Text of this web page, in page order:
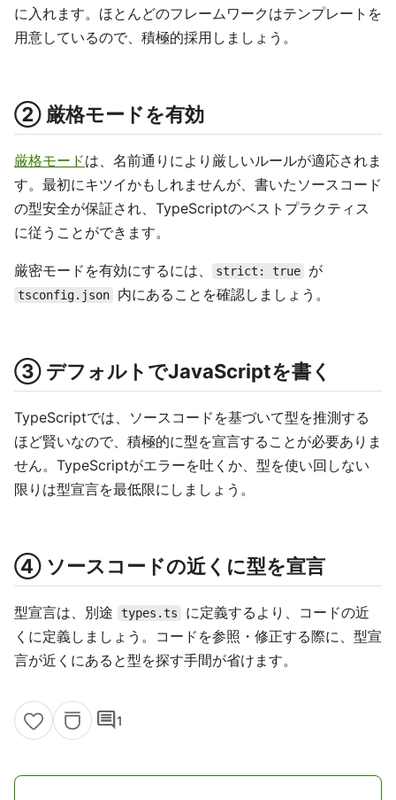
に入れます。ほとんどのフレームワークはテンプレートを
用意しているので、積極的採用しましょう。
② 厳格モードを有効
厳格モードは、名前通りにより厳しいルールが適応されま
す。最初にキツイかもしれませんが、書いたソースコード
の型安全が保証され、TypeScriptのベストプラクティス
に従うことができます。
厳密モードを有効にするには、 strict: true が
tsconfig.json 内にあることを確認しましょう。
③ デフォルトでJavaScriptを書く
TypeScriptでは、ソースコードを基づいて型を推測する
ほど賢いなので、積極的に型を宣言することが必要ありま
せん。TypeScriptがエラーを吐くか、型を使い回しない
限りは型宣言を最低限にしましょう。
④ ソースコードの近くに型を宣言
型宣言は、別途 types.ts
に定義するより、コードの近
くに定義しましょう。コードを参照・修正する際に、型宣
言が近くにあると型を探す手間が省けます。
comment1